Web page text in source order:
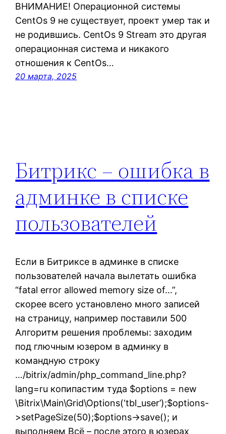
ВНИМАНИЕ! Операционной системы
CentOs 9 не существует, проект умер так и
не родившись. CentOs 9 Stream это другая
операционная система и никакого
отношения к CentOs…
20 марта, 2025
Битрикс – ошибка в
админке в списке
пользователей
Если в Битриксе в админке в списке
пользователей начала вылетать ошибка
“fatal error allowed memory size of…”,
скорее всего установлено много записей
на страницу, например поставили 500
Алгоритм решения проблемы: заходим
под глючным юзером в админку в
командную строку
…/bitrix/admin/php_command_line.php?
lang=ru копипастим туда $options = new
\Bitrix\Main\Grid\Options(‘tbl_user’);$options-
>setPageSize(50);$options->save(); и
выполняем Всё – после этого в юзерах